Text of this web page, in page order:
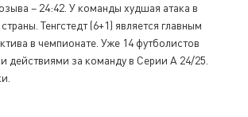
– 24:42. У команды худшая атака в
Тенгстедт (6+1) является главным
в чемпионате. Уже 14 футболистов
действиями за команду в Серии А 24/25.